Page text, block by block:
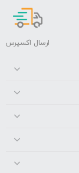
ارسال اکسپرس